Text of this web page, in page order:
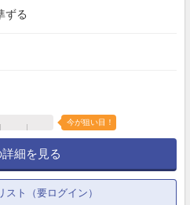
ずる
今が狙い目！
細を見る
スト（要ログイン）